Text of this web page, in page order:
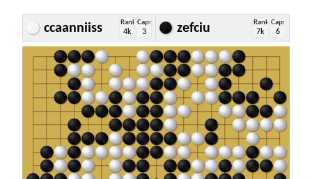
ccaanniiss Rank
4k
Caps
3 zefciu Rank
7k
Caps
6